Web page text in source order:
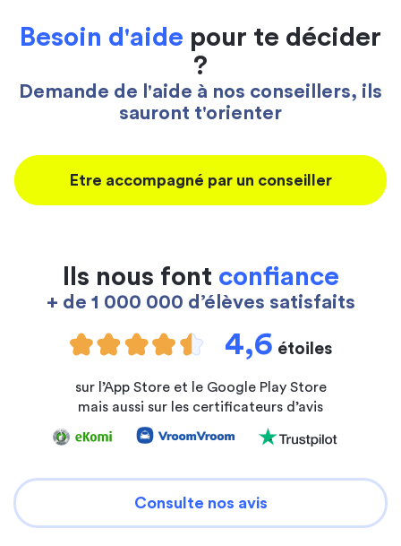
Besoin d'aide pour te décider
?
Demande de l'aide à nos conseillers, ils
sauront t'orienter
Etre accompagné par un conseiller
Ils nous font confiance
+ de 1 000 000 d’élèves satisfaits
4,6 étoiles
sur l’App Store et le Google Play Store
mais aussi sur les certificateurs d’avis
Consulte nos avis